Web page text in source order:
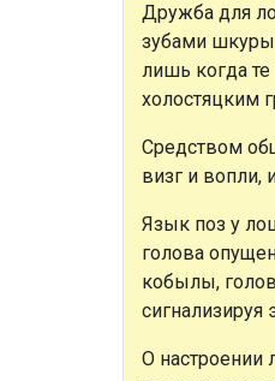
Дружба для
зубами шкуры
лишь когда
холостяцким
Средством
визг и вопли,
Язык поз у
голова
кобылы,
сигнализируя
О